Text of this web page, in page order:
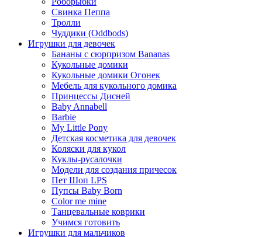
Свинка Пеппа
Тролли
Чуддики (Oddbods)
Игрушки для девочек
Бананы с сюрпризом Bananas
Кукольные домики
Кукольные домики Огонек
Мебель для кукольного домика
Принцессы Дисней
Baby Annabell
Barbie
My Little Pony
Детская косметика для девочек
Коляски для кукол
Куклы-русалочки
Модели для создания причесок
Пет Шоп LPS
Пупсы Baby Born
Сolor me mine
Танцевальные коврики
Учимся готовить
Игрушки для мальчиков